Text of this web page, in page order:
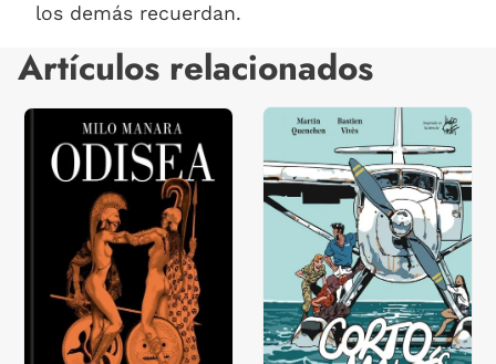
los demás recuerdan.
Artículos relacionados